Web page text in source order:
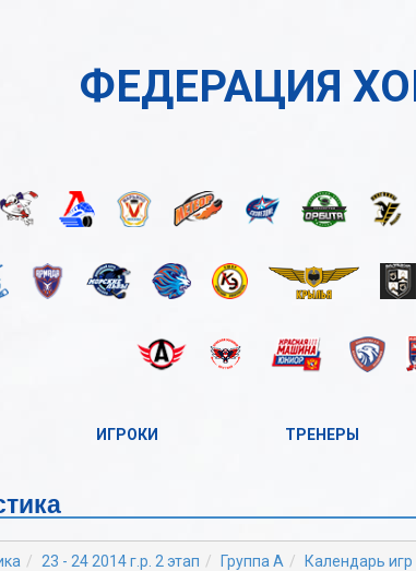
ФЕДЕРАЦИЯ
ИГРОКИ
Б
В
ТРЕНЕРЫ
Б
В
23 - 24 2014 г.р. 2 этап Группа А Календарь игр